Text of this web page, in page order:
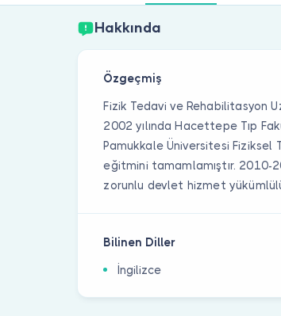
Hakkında
Özgeçmiş
Fizik Tedavi ve Rehabilitasyon
2002 yılında Hacettepe Tıp
Pamukkale Üniversitesi Fiziksel
eğitmini tamamlamıştır. 2010-
zorunlu devlet hizmet
Bilinen Diller
İngilizce